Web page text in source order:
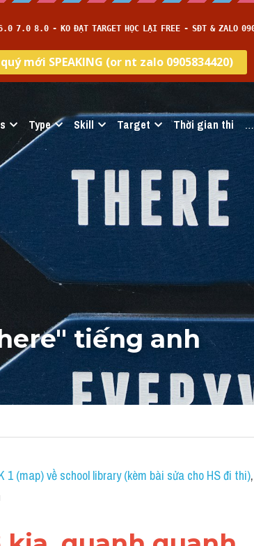
Type Skill Target Thời gian thi …
" tiếng anh
1 (map) về school library (kèm bài sửa cho HS đi thi),